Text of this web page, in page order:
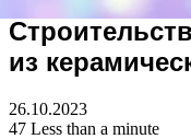
из
26.10.2023
47 Less than a minute